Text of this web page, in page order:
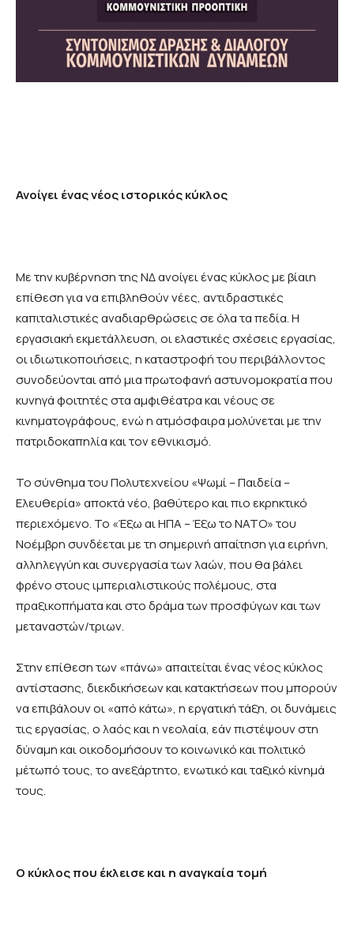
Ανοίγει ένας νέος ιστορικός κύκλος
Με την κυβέρνηση της ΝΔ ανοίγει ένας κύκλος με βίαιη
επίθεση για να επιβληθούν νέες, αντιδραστικές
καπιταλιστικές αναδιαρθρώσεις σε όλα τα πεδία. Η
εργασιακή εκμετάλλευση, οι ελαστικές σχέσεις εργασίας,
οι ιδιωτικοποιήσεις, η καταστροφή του περιβάλλοντος
συνοδεύονται από μια πρωτοφανή αστυνομοκρατία που
κυνηγά φοιτητές στα αμφιθέατρα και νέους σε
κινηματογράφους, ενώ η ατμόσφαιρα μολύνεται με την
πατριδοκαπηλία και τον εθνικισμό.
Το σύνθημα του Πολυτεχνείου «Ψωμί – Παιδεία –
Ελευθερία» αποκτά νέο, βαθύτερο και πιο εκρηκτικό
περιεχόμενο. Το «Έξω αι ΗΠΑ – Έξω το ΝΑΤΟ» του
Νοέμβρη συνδέεται με τη σημερινή απαίτηση για ειρήνη,
αλληλεγγύη και συνεργασία των λαών, που θα βάλει
φρένο στους ιμπεριαλιστικούς πολέμους, στα
πραξικοπήματα και στο δράμα των προσφύγων και των
μεταναστών/τριων.
Στην επίθεση των «πάνω» απαιτείται ένας νέος κύκλος
αντίστασης, διεκδικήσεων και κατακτήσεων που μπορούν
να επιβάλουν οι «από κάτω», η εργατική τάξη, οι δυνάμεις
τις εργασίας, ο λαός και η νεολαία, εάν πιστέψουν στη
δύναμη και οικοδομήσουν το κοινωνικό και πολιτικό
μέτωπό τους, το ανεξάρτητο, ενωτικό και ταξικό κίνημά
τους.
Ο κύκλος που έκλεισε και η αναγκαία τομή